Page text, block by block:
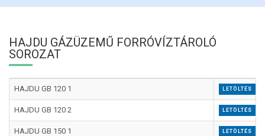
HAJDU GÁZÜZEMŰ FORRÓVÍZTÁROLÓ
SOROZAT
HAJDU GB 120 1 LETÖLTÉS
HAJDU GB 120 2 LETÖLTÉS
HAJDU GB 150 1 LETÖLTÉS